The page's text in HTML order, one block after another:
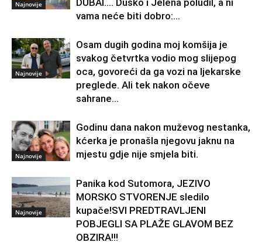
Najnovije
DUBAI…. Duško i Jelena poludil, a ni
vama neće biti dobro:...
Najnovije
Osam dugih godina moj komšija je
svakog četvrtka vodio mog slijepog
oca, govoreći da ga vozi na ljekarske
preglede. Ali tek nakon očeve
sahrane...
Najnovije
Godinu dana nakon muževog nestanka,
kćerka je pronašla njegovu jaknu na
mjestu gdje nije smjela biti.
Najnovije
Panika kod Sutomora, JEZIVO
MORSKO STVORENJE sledilo
kupače!SVI PREDTRAVLJENI
POBJEGLI SA PLAŽE GLAVOM BEZ
OBZIRA!!!